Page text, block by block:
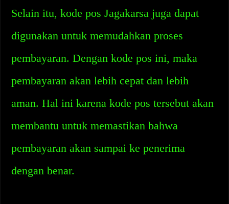
Selain itu, kode pos Jagakarsa juga dapat
digunakan untuk memudahkan proses
pembayaran. Dengan kode pos ini, maka
pembayaran akan lebih cepat dan lebih
aman. Hal ini karena kode pos tersebut akan
membantu untuk memastikan bahwa
pembayaran akan sampai ke penerima
dengan benar.